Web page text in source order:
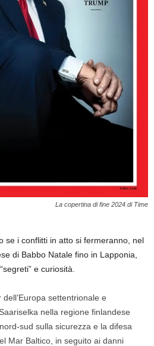
La copertina di fine 2024 di Time
se i conflitti in atto si fermeranno, nel
di Babbo Natale fino in Lapponia,
e curiosità.
settentrionale e
nella regione finlandese
sud sulla sicurezza e la difesa
Mar Baltico, in seguito ai danni